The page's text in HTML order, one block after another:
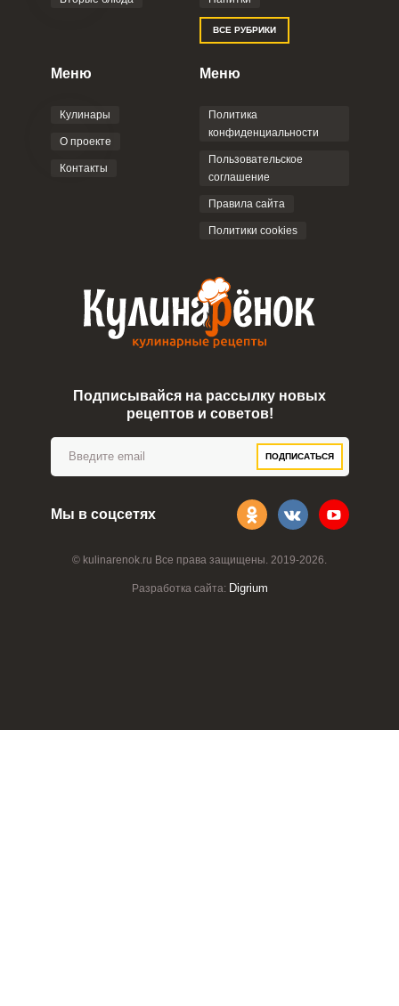
© kulinarenok.ru Все права защищены. 2019-2026.
Разработка сайта: Digrium
ВСЕ РУБРИКИ
Меню
Кулинары
О проекте
Контакты
Меню
Политика
конфиденциальности
Пользовательское
соглашение
Правила сайта
Политики cookies
Подписывайся на рассылку новых
рецептов и советов!
ПОДПИСАТЬСЯ
Мы в соцсетях
ЕЩЕ НЕ ЗАРЕГИСТРИРОВАННЫ?
Забыли пароль?